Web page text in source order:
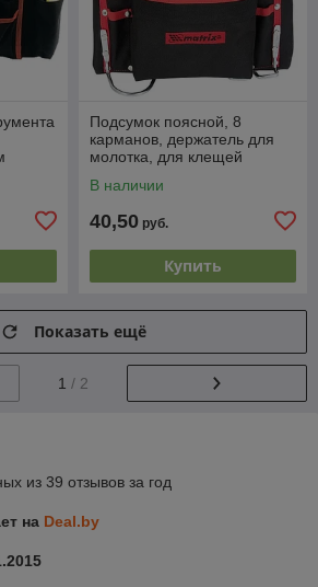
Подсумок поясной, 8
карманов, держатель для
молотка, для клещей
В наличии
40,50 руб.
Купить
Показать ещё
1 / 2
из 39 отзывов за год
на Deal.by